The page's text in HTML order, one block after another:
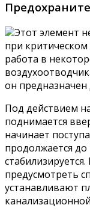
Этот элемент
при
работа в
он предназначен
Под действием
поднимается
начинает
продолжается до
предусмотреть
устанавливают